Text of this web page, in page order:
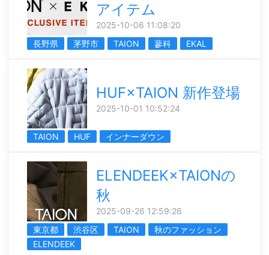
アイテム
2025-10-06 11:08:20
長野県
茅野市 TAION 蓼科 EKAL
HUF×TAION 新作登場
2025-10-01 10:52:24
TAION HUF インナーダウン
ELENDEEK×TAIONの
秋
2025-09-26 12:59:26
東京都
渋谷区 TAION
秋のファッション
ELENDEEK